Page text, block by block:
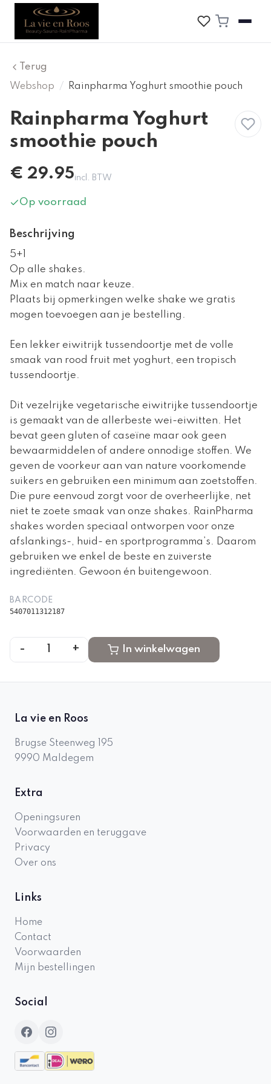
Terug
Webshop
/ Rainpharma Yoghurt smoothie pouch
Rainpharma Yoghurt
smoothie pouch
€ 29.95incl. BTW
Op voorraad
Beschrijving
5+1
Op alle shakes.
Mix en match naar keuze.
Plaats bij opmerkingen welke shake we gratis
mogen toevoegen aan je bestelling.
Een lekker eiwitrijk tussendoortje met de volle
smaak van rood fruit met yoghurt, een tropisch
tussendoortje.
Dit vezelrijke vegetarische eiwitrijke tussendoortje
is gemaakt van de allerbeste wei-eiwitten. Het
bevat geen gluten of caseïne maar ook geen
bewaarmiddelen of andere onnodige stoffen. We
geven de voorkeur aan van nature voorkomende
suikers en gebruiken een minimum aan zoetstoffen.
Die pure eenvoud zorgt voor de overheerlijke, net
niet te zoete smaak van onze shakes. RainPharma
shakes worden speciaal ontworpen voor onze
afslankings-, huid- en sportprogramma’s. Daarom
gebruiken we enkel de beste en zuiverste
ingrediënten. Gewoon én buitengewoon.
BARCODE
5407011312187
- + In winkelwagen
La vie en Roos
Brugse Steenweg 195
9990 Maldegem
Extra
Openingsuren
Voorwaarden en teruggave
Privacy
Over ons
Links
Home
Contact
Voorwaarden
Mijn bestellingen
Social